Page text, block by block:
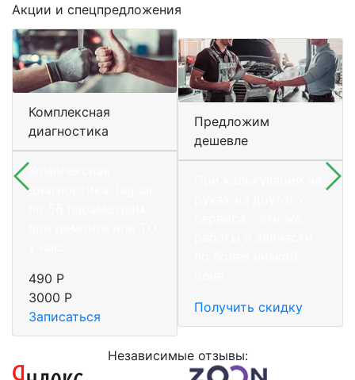
Акции и спецпредложения
Комплексная
диагностика
диагностика Jaguar
490 Р
3000 Р
Записаться
Предложим
дешевле
Получить скидку
Независимые отзывы: